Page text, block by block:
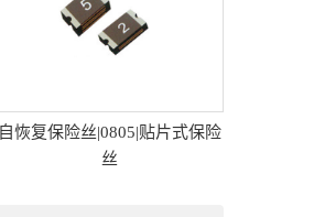
自恢复保险丝|0805|贴片式保险
丝